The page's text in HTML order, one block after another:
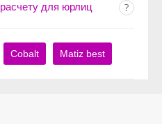
для юрлиц
Cobalt Matiz best